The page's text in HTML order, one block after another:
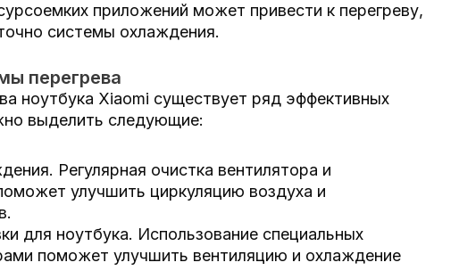
приложений может привести к перегреву,
системы охлаждения.
перегрева
ноутбука Xiaomi существует ряд эффективных
выделить следующие:
Регулярная очистка вентилятора и
улучшить циркуляцию воздуха и
для ноутбука. Использование специальных
поможет улучшить вентиляцию и охлаждение